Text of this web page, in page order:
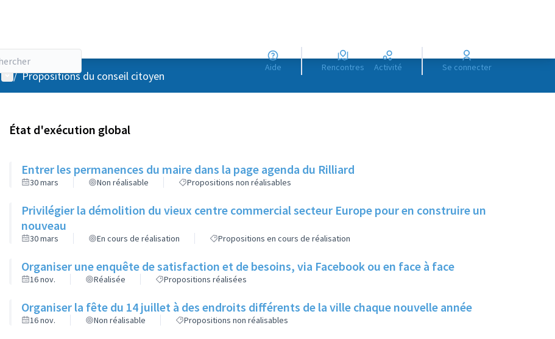
Aide Rencontres Activité Se connecter
Menu utilisateur
/ Propositions du conseil citoyen
État d'exécution global
Entrer les permanences du maire dans la page agenda du Rilliard
30 mars Non réalisable Propositions non réalisables
Privilégier la démolition du vieux centre commercial secteur Europe pour en construire un
nouveau
30 mars En cours de réalisation Propositions en cours de réalisation
Organiser une enquête de satisfaction et de besoins, via Facebook ou en face à face
16 nov. Réalisée Propositions réalisées
Organiser la fête du 14 juillet à des endroits différents de la ville chaque nouvelle année
16 nov. Non réalisable Propositions non réalisables